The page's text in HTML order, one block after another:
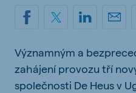
Významným a
zahájení provozu tří
společnosti De Heus v